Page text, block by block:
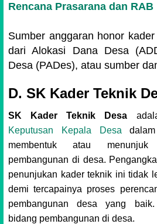
Rencana Prasarana dan RAB
Sumber anggaran honor
dari Alokasi Dana Desa
Desa (PADes), atau sumber
D. SK Kader Teknik
SK Kader Teknik Desa
Keputusan Kepala Desa
membentuk atau menunjuk
pembangunan di desa.
penunjukan kader teknik ini tidak
demi tercapainya proses
pembangunan desa yang
bidang pembangunan di desa.